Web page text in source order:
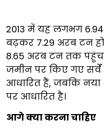
2013 में यह लगभग
बढ़कर 7.29 अरब टन
8.65 अरब टन तक
जमीन पर किए गए
आधारित हैं, जबकि
पर आधारित है।
आगे क्या करना चाहिए